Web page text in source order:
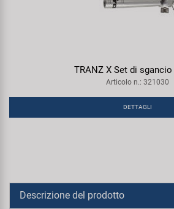
TRANZ X Set di
Articolo n.: 321030
DETTAGLI
Descrizione del prodotto